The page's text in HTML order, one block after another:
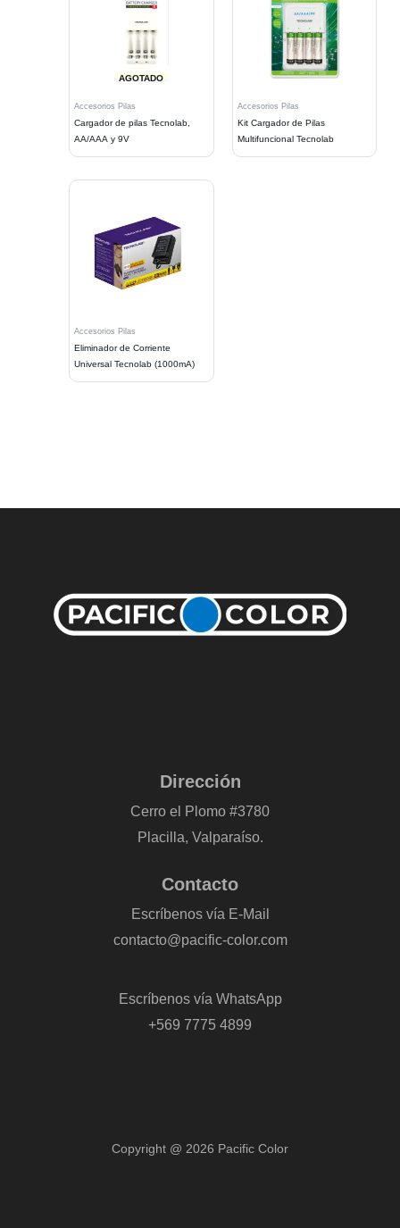
AGOTADO
Accesorios Pilas
Cargador de pilas Tecnolab,
AA/AAA y 9V
Accesorios Pilas
Kit Cargador de Pilas
Multifuncional Tecnolab
Accesorios Pilas
Eliminador de Corriente
Universal Tecnolab (1000mA)
Dirección
Cerro el Plomo #3780
Placilla, Valparaíso.
Contacto
Escríbenos vía E-Mail
contacto@pacific-color.com
Escríbenos vía WhatsApp
+569 7775 4899
Copyright @ 2026 Pacific Color